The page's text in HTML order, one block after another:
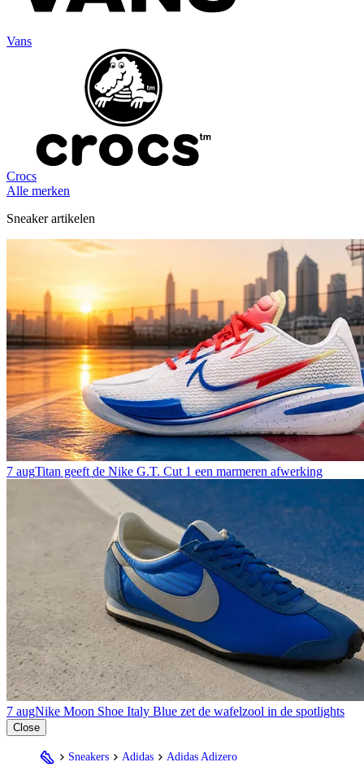
Vans
Crocs
Alle merken
Sneaker artikelen
7 augTitan geeft de Nike G.T. Cut 1 een marmeren afwerking
7 augNike Moon Shoe Italy Blue zet de wafelzool in de spotlights
Close
Sneakers Adidas Adidas Adizero